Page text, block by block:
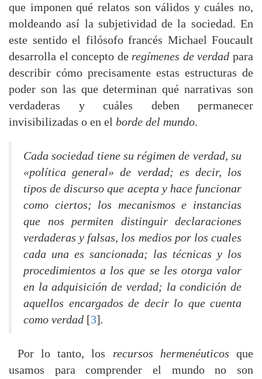
que imponen qué relatos son válidos y cuáles no,
moldeando así la subjetividad de la sociedad. En
este sentido el filósofo francés Michael Foucault
desarrolla el concepto de regímenes de verdad para
describir cómo precisamente estas estructuras de
poder son las que determinan qué narrativas son
verdaderas y cuáles deben permanecer
invisibilizadas o en el borde del mundo.
Cada sociedad tiene su régimen de verdad, su
«política general» de verdad; es decir, los
tipos de discurso que acepta y hace funcionar
como ciertos; los mecanismos e instancias
que nos permiten distinguir declaraciones
verdaderas y falsas, los medios por los cuales
cada una es sancionada; las técnicas y los
procedimientos a los que se les otorga valor
en la adquisición de verdad; la condición de
aquellos encargados de decir lo que cuenta
como verdad [3].
Por lo tanto, los recursos hermenéuticos que
usamos para comprender el mundo no son